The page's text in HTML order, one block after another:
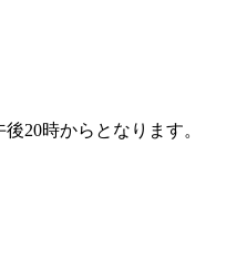
20時からとなります。